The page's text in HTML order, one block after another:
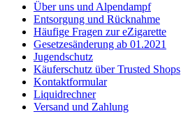
Über uns und Alpendampf
Entsorgung und Rücknahme
Häufige Fragen zur eZigarette
Gesetzesänderung ab 01.2021
Jugendschutz
Käuferschutz über Trusted Shops
Kontaktformular
Liquidrechner
Versand und Zahlung